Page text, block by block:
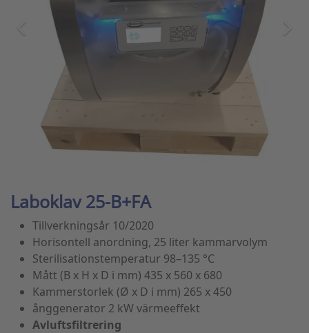
Laboklav 25-B+FA
Tillverkningsår 10/2020
Horisontell anordning, 25 liter kammarvolym
Sterilisationstemperatur 98–135 °C
Mått (B x H x D i mm) 435 x 560 x 680
Kammerstorlek (Ø x D i mm) 265 x 450
ånggenerator 2 kW värmeeffekt
Avluftsfiltrering